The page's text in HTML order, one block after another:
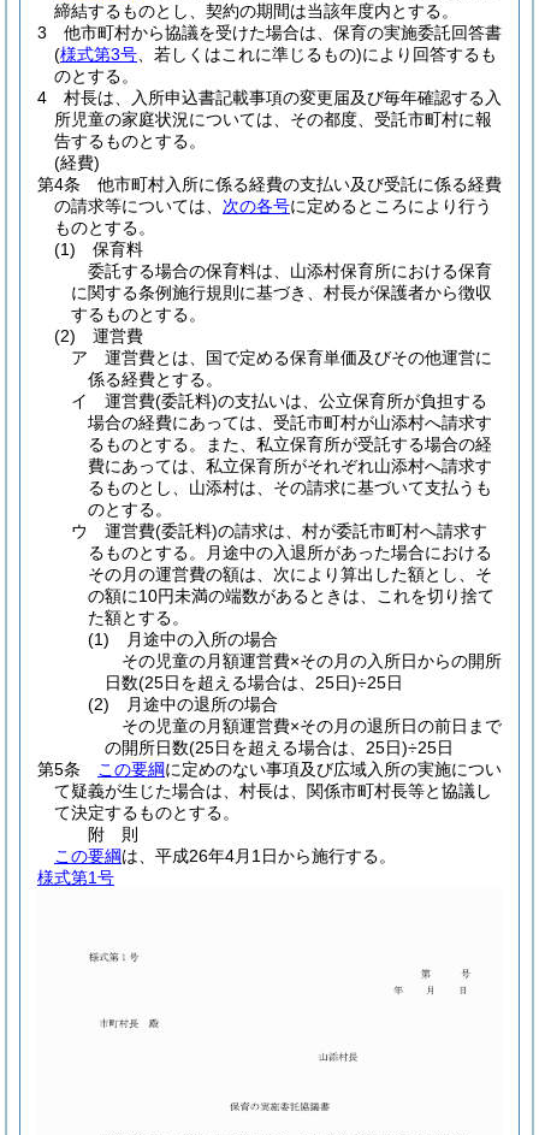
締結するものとし、契約の期間は当該年度内とする。
3
他市町村から協議を受けた場合は、保育の実施委託回答書
(様式第3号 、若しくはこれに準じるもの)により回答するも
のとする。
4
村長は、入所申込書記載事項の変更届及び毎年確認する入
所児童の家庭状況については、その都度、受託市町村に報
告するものとする。
(経費)
第4条
他市町村入所に係る経費の支払い及び受託に係る経費
の請求等については、 次の各号に定めるところにより行う
ものとする。
(1)
保育料
委託する場合の保育料は、山添村保育所における保育
に関する条例施行規則に基づき、村長が保護者から徴収
するものとする。
(2)
運営費
ア
運営費とは、国で定める保育単価及びその他運営に
係る経費とする。
イ
運営費(委託料)の支払いは、公立保育所が負担する
場合の経費にあっては、受託市町村が山添村へ請求す
るものとする。
また、私立保育所が受託する場合の経
費にあっては、私立保育所がそれぞれ山添村へ請求す
るものとし、山添村は、その請求に基づいて支払うも
のとする。
ウ
運営費(委託料)の請求は、村が委託市町村へ請求す
るものとする。
月途中の入退所があった場合における
その月の運営費の額は、次により算出した額とし、そ
の額に10円未満の端数があるときは、これを切り捨て
た額とする。
(1)
月途中の入所の場合
その児童の月額運営費×その月の入所日からの開所
日数(25日を超える場合は、25日)÷25日
(2)
月途中の退所の場合
その児童の月額運営費×その月の退所日の前日まで
の開所日数(25日を超える場合は、25日)÷25日
第5条
この要綱に定めのない事項及び広域入所の実施につい
て疑義が生じた場合は、村長は、関係市町村長等と協議し
て決定するものとする。
附 則
この要綱は、平成26年4月1日から施行する。
様式第1号